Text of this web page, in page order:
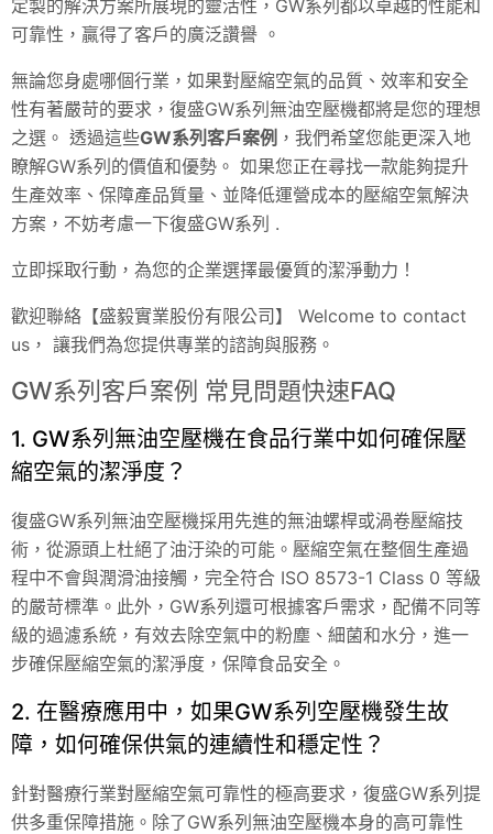
定製的解決方案所展現的靈活性，GW系列都以卓越的性能和
可靠性，贏得了客戶的廣泛讚譽 。
無論您身處哪個行業，如果對壓縮空氣的品質、效率和安全
性有著嚴苛的要求，復盛GW系列無油空壓機都將是您的理想
之選。 透過這些GW系列客戶案例 ，我們希望您能更深入地
瞭解GW系列的價值和優勢。 如果您正在尋找一款能夠提升
生產效率、保障產品質量、並降低運營成本的壓縮空氣解決
方案，不妨考慮一下復盛GW系列 .
立即採取行動，為您的企業選擇最優質的潔淨動力！
歡迎聯絡【盛毅實業股份有限公司】 Welcome to contact
us， 讓我們為您提供專業的諮詢與服務。
GW系列客戶案例 常見問題快速FAQ
1. GW系列無油空壓機在食品行業中如何確保壓
縮空氣的潔淨度？
復盛GW系列無油空壓機採用先進的無油螺桿或渦卷壓縮技
術，從源頭上杜絕了油汙染的可能。壓縮空氣在整個生產過
程中不會與潤滑油接觸，完全符合 ISO 8573-1 Class 0 等級
的嚴苛標準。此外，GW系列還可根據客戶需求，配備不同等
級的過濾系統，有效去除空氣中的粉塵、細菌和水分，進一
步確保壓縮空氣的潔淨度，保障食品安全。
2. 在醫療應用中，如果GW系列空壓機發生故
障，如何確保供氣的連續性和穩定性？
針對醫療行業對壓縮空氣可靠性的極高要求，復盛GW系列提
供多重保障措施。除了GW系列無油空壓機本身的高可靠性